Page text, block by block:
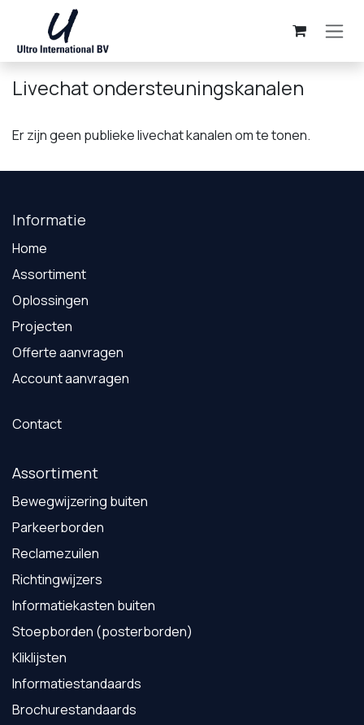
Overslaan naar inhoud
Livechat ondersteuningskanalen
Er zijn geen publieke livechat kanalen om te tonen.
Informatie
Home
Assortiment
Oplossingen
Projecten
Offerte aanvragen
Account aanvragen
Contact
Assortiment
Bewegwijzering buiten
Parkeerborden
Reclamezuilen
Richtingwijzers
Informatiekasten buiten
Stoepborden (posterborden)
Kliklijsten
Informatiestandaards
Brochurestandaards